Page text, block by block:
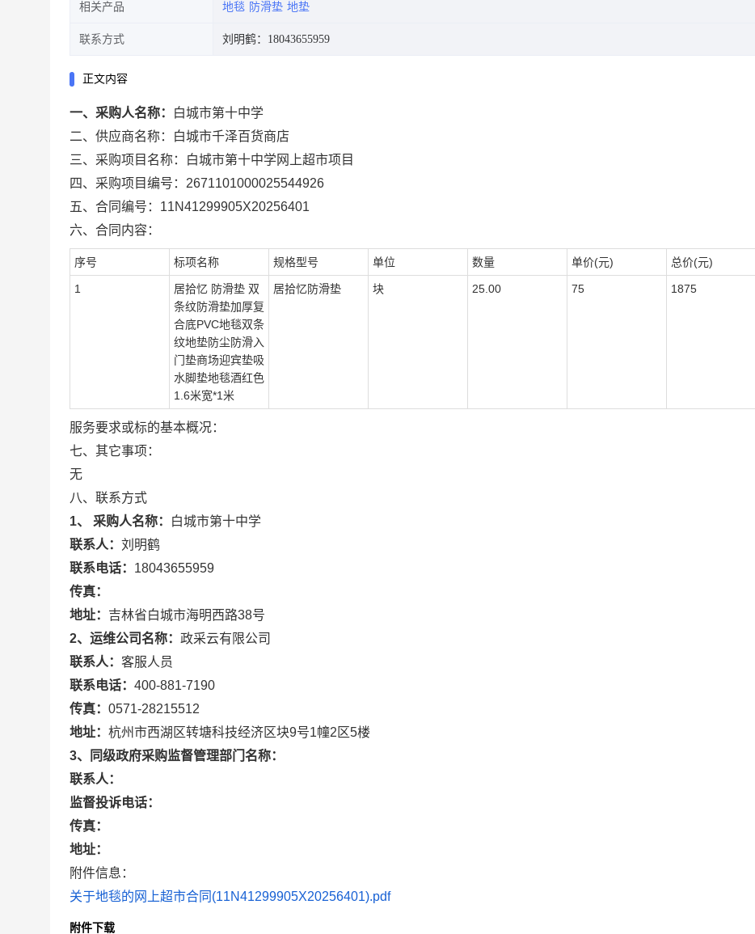
相关产品 地毯 防滑垫 地垫
联系方式 刘明鹤：18043655959
正文内容
一、采购人名称：
白城市第十中学
二、供应商名称：
白城市千泽百货商店
三、采购项目名称：
白城市第十中学网上超市项目
四、采购项目编号： 2671101000025544926
五、合同编号： 11N41299905X20256401
六、合同内容：
序号 标项名称 规格型号 单位 数量 单价(元) 总价(元)
1
居拾忆 防滑垫 双
条纹防滑垫加厚复
合底PVC地毯双条
纹地垫防尘防滑入
门垫商场迎宾垫吸
水脚垫地毯酒红色
1.6米宽*1米
居拾忆防滑垫 块 25.00 75 1875
服务要求或标的基本概况：
七、其它事项：
无
八、联系方式
1、 采购人名称：
白城市第十中学
联系人： 刘明鹤
联系电话： 18043655959
传真：
地址： 吉林省白城市海明西路38号
2、运维公司名称： 政采云有限公司
联系人： 客服人员
联系电话： 400-881-7190
传真： 0571-28215512
地址： 杭州市西湖区转塘科技经济区块9号1幢2区5楼
3、同级政府采购监督管理部门名称：
联系人：
监督投诉电话：
传真：
地址：
附件信息：
关于地毯的网上超市合同(11N41299905X20256401).pdf
附件下载